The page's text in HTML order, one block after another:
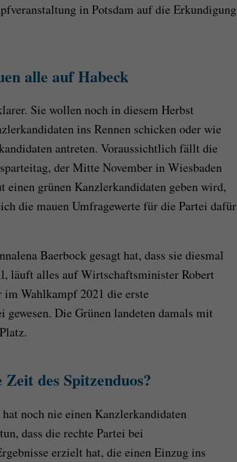
in Potsdam auf die Erkundigung
alle auf Habeck
Sie wollen noch in diesem Herbst
ins Rennen schicken oder wie
antreten. Voraussichtlich fällt die
der Mitte November in Wiesbaden
einen grünen Kanzlerkandidaten geben wird,
die mauen Umfragewerte für die Partei dafür
Baerbock gesagt hat, dass sie diesmal
läuft alles auf Wirtschaftsminister Robert
Wahlkampf 2021 die erste
Die Grünen landeten damals mit
des Spitzenduos?
noch nie einen Kanzlerkandidaten
dass die rechte Partei bei
erzielt hat, die einen Einzug ins